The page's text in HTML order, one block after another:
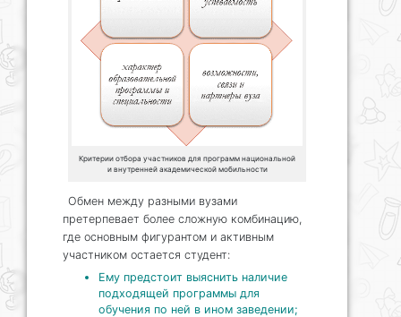
Критерии отбора участников для программ национальной
и внутренней академической мобильности
Обмен между разными вузами
претерпевает более сложную комбинацию,
где основным фигурантом и активным
участником остается студент:
Ему предстоит выяснить наличие
подходящей программы для
обучения по ней в ином заведении;